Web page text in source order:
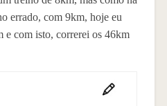
errado, com 9km, hoje eu
e com isto, correrei os 46km